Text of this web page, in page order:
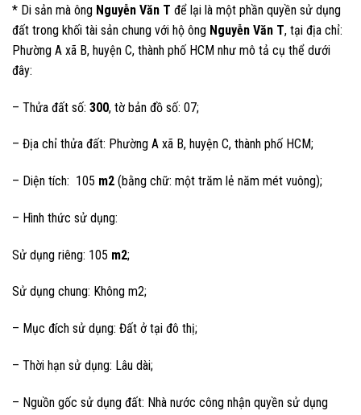
* Di sản mà ông Nguyễn Văn T để lại là một phần quyền sử dụng
đất trong khối tài sản chung với hộ ông Nguyễn Văn T, tại địa chỉ:
Phường A xã B, huyện C, thành phố HCM như mô tả cụ thể dưới
đây:
– Thửa đất số: 300, tờ bản đồ số: 07;
– Địa chỉ thửa đất: Phường A xã B, huyện C, thành phố HCM;
– Diện tích: 105 m2 (bằng chữ: một trăm lẻ năm mét vuông);
– Hình thức sử dụng:
Sử dụng riêng: 105 m2;
Sử dụng chung: Không m2;
– Mục đích sử dụng: Đất ở tại đô thị;
– Thời hạn sử dụng: Lâu dài;
– Nguồn gốc sử dụng đất: Nhà nước công nhận quyền sử dụng